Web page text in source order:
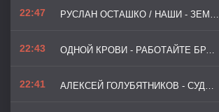
22:47 РУСЛАН ОСТАШКО / НАШИ - ЗЕМНОЙ ПОКЛОН
22:43 ОДНОЙ КРОВИ - РАБОТАЙТЕ БРАТЬЯ
22:41 АЛЕКСЕЙ ГОЛУБЯТНИКОВ - СУДЖА